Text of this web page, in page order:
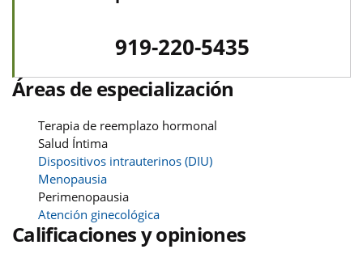
919-220-5435
Áreas de especialización
Terapia de reemplazo hormonal
Salud Íntima
Dispositivos intrauterinos (DIU)
Menopausia
Perimenopausia
Atención ginecológica
Calificaciones y opiniones